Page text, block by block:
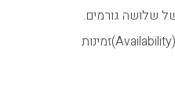
איכות Quality ) X) יעילות Availability) X)זמינות